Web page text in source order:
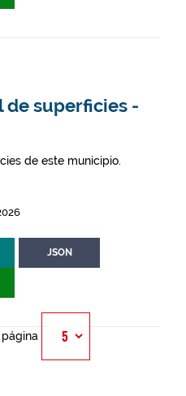
de superficies -
de este municipio.
JSON